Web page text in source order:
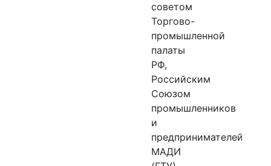
советом
Торгово-
промышленной
палаты
РФ,
Российским
Союзом
промышленников
и
предпринимателей,
МАДИ